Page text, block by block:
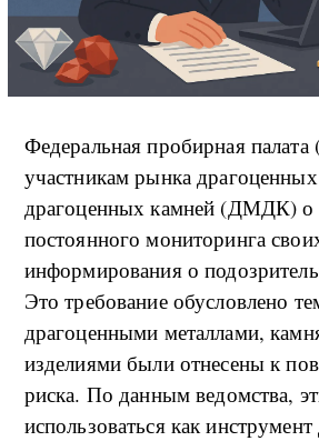
Федеральная пробирная
участникам рынка
драгоценных камней (ДМДК) о
постоянного мониторинга
информирования о
Это требование обусловлено
драгоценными металлами,
изделиями были отнесены к
риска. По данным ведомства,
использоваться как